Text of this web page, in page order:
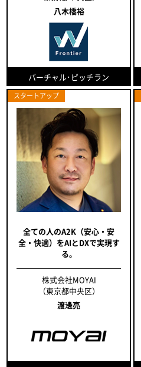
八木橋裕
バーチャル･ピッチラン
スタートアップ
全ての人のA2K（安心・安
全・快適）をAIとDXで実現す
る。
株式会社MOYAI
（東京都中央区）
渡邊亮